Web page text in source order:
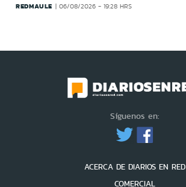
REDMAULE 06/08/2026 - 19:28 HRS
Síguenos en:
ACERCA DE DIARIOS EN RED
COMERCIAL